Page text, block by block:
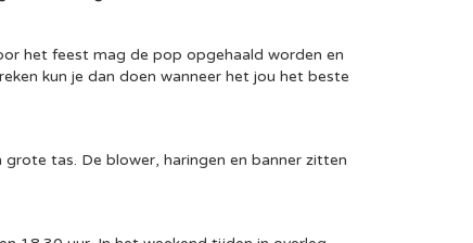
het feest mag de pop opgehaald worden en
kun je dan doen wanneer het jou het beste
tas. De blower, haringen en banner zitten